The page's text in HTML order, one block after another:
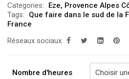
à
Categories: Eze, Provence Alpes
Tags:
Que faire dans le sud de la
France
Réseaux sociaux
Nombre d'heures